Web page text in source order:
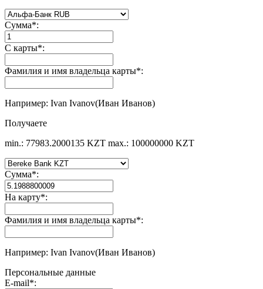
Сумма*:
С карты*:
Фамилия и имя владельца карты*:
Например: Ivan Ivanov(Иван Иванов)
Получаете
min.: 77983.2000135 KZT max.: 100000000 KZT
Сумма*:
На карту*:
Фамилия и имя владельца карты*:
Например: Ivan Ivanov(Иван Иванов)
Персональные данные
E-mail*: